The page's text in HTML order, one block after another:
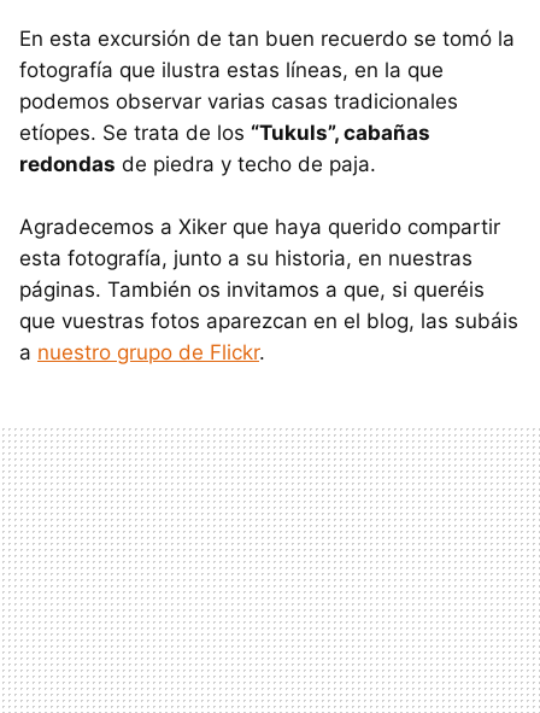
En esta excursión de tan buen recuerdo se tomó la
fotografía que ilustra estas líneas, en la que
podemos observar varias casas tradicionales
etíopes. Se trata de los “Tukuls”, cabañas
redondas de piedra y techo de paja.
Agradecemos a Xiker que haya querido compartir
esta fotografía, junto a su historia, en nuestras
páginas. También os invitamos a que, si queréis
que vuestras fotos aparezcan en el blog, las subáis
a nuestro grupo de Flickr.